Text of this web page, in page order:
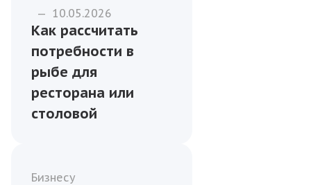
— 10.05.2026
Как рассчитать
потребности в
рыбе для
ресторана или
столовой
Бизнесу